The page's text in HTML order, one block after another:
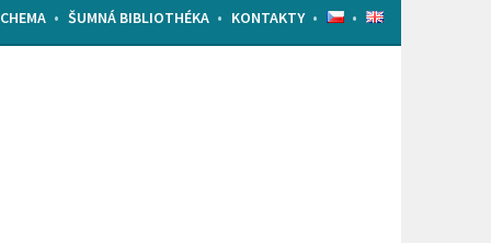
ŠUMNÁ BIBLIOTHÉKA KONTAKTY